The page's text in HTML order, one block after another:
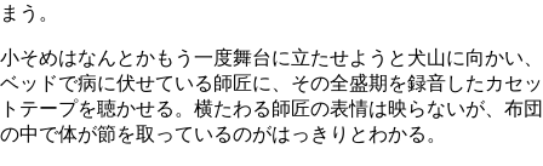
まう。
小そめはなんとかもう一度舞台に立たせようと犬山に向かい、
ベッドで病に伏せている師匠に、その全盛期を録音したカセッ
トテープを聴かせる。横たわる師匠の表情は映らないが、布団
の中で体が節を取っているのがはっきりとわかる。